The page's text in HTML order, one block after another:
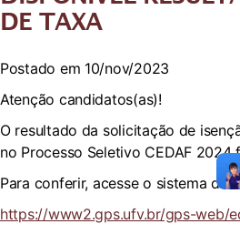
DE TAXA
Postado em 10/nov/2023
Atenção candidatos(as)!
O resultado da solicitação de
no Processo Seletivo CEDAF 2024
Para conferir, acesse o sistema de
https://www2.gps.ufv.br/gps-web/